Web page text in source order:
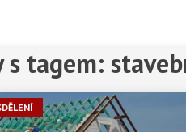
s tagem: